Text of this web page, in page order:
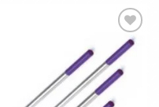
gekozen
worden
op
Toevoegen
aan
wenslijst